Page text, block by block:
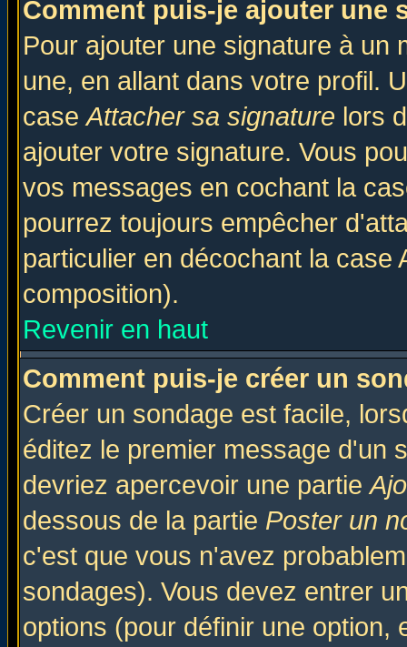
Comment puis-je ajouter une
Pour ajouter une signature à un
une, en allant dans votre profil.
caseAttacher sa signature lors
ajouter votre signature. Vous
vos messages en cochant la
pourrez toujours empêcher
particulier en décochant la
composition).
Revenir en haut
Comment puis-je créer un
Créer un sondage est facile,
éditez le premier message d'un
devriez apercevoir une partie
dessous de la partie Poster un
c'est que vous n'avez
sondages). Vous devez entrer
options (pour définir une option,